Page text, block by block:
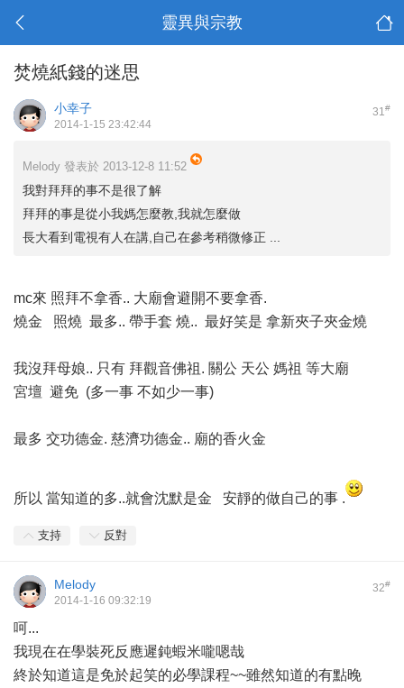
靈異與宗教
焚燒紙錢的迷思
31#
小幸子
2014-1-15 23:42:44
Melody 發表於 2013-12-8 11:52
我對拜拜的事不是很了解
拜拜的事是從小我媽怎麼教,我就怎麼做
長大看到電視有人在講,自己在參考稍微修正 ...
mc來 照拜不拿香.. 大廟會避開不要拿香.
燒金 照燒 最多.. 帶手套 燒.. 最好笑是 拿新夾子夾金燒
我沒拜母娘.. 只有 拜觀音佛祖. 關公 天公 媽祖 等大廟
宮壇 避免 (多一事 不如少一事)
最多 交功德金. 慈濟功德金.. 廟的香火金
所以 當知道的多..就會沈默是金 安靜的做自己的事 .
支持 反對
32#
Melody
2014-1-16 09:32:19
呵...
我現在在學裝死反應遲鈍蝦米嚨嗯哉
終於知道這是免於起笑的必學課程~~雖然知道的有點晚